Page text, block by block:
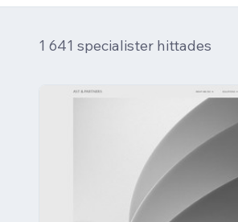
1 641 specialister hittades